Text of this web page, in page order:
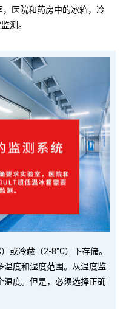
，医院和药房中的冰箱，冷
测。
或冷藏（2-8°C）下存储。
温度和湿度范围。从温度监
温度。但是，必须选择正确